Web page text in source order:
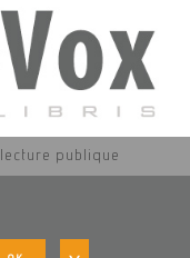
publique